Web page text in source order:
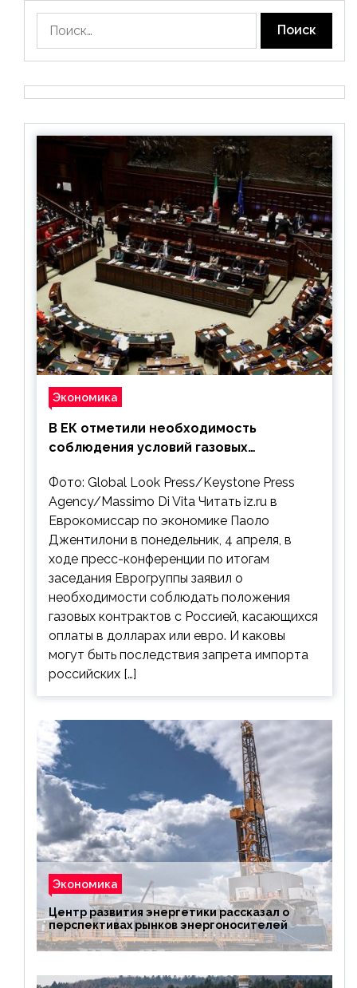
Экономика
В ЕК отметили необходимость
соблюдения условий газовых
Фото: Global Look Press/Keystone Press
Agency/Massimo Di Vita Читать iz.ru в
Еврокомиссар по экономике Паоло
Джентилони в понедельник, 4 апреля, в
ходе пресс-конференции по итогам
заседания Еврогруппы заявил о
необходимости соблюдать положения
газовых контрактов с Россией, касающихся
оплаты в долларах или евро. И каковы
могут быть последствия запрета импорта
российских […]
Экономика
Центр развития энергетики рассказал о
перспективах рынков энергоносителей